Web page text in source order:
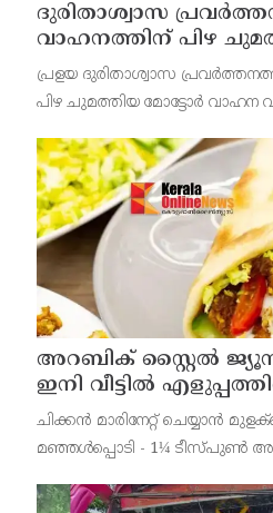
ദുരിതാശ്വാസ
വാഹനത്തിന് പിഴ
ഉദ്യോഗസ്ഥന്
പ്രളയ ദുരിതാശ്വാസ
പിഴ ചുമത്തിയ മോട്ടോർ വാഹന
ഉദ്യോഗസ്ഥൻ
അറബിക് സ്റ്റൈൽ
ഇനി വീട്ടിൽ
ചിക്കൻ മാരിനേറ്റ് ചെയ്യാൻ
മഞ്ഞൾപ്പൊടി - 1¼ ടീസ്പുൺ